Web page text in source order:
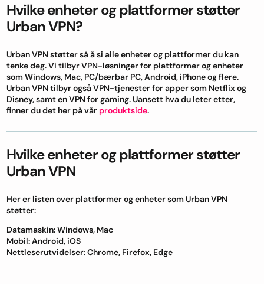
Hvilke enheter og plattformer støtter
Urban VPN?
Urban VPN støtter så å si alle enheter og plattformer du kan
tenke deg. Vi tilbyr VPN-løsninger for plattformer og enheter
som Windows, Mac, PC/bærbar PC, Android, iPhone og flere.
Urban VPN tilbyr også VPN-tjenester for apper som Netflix og
Disney, samt en VPN for gaming. Uansett hva du leter etter,
finner du det her på vår produktside.
Hvilke enheter og plattformer støtter
Urban VPN
Her er listen over plattformer og enheter som Urban VPN
støtter:
Datamaskin: Windows, Mac
Mobil: Android, iOS
Nettleserutvidelser: Chrome, Firefox, Edge